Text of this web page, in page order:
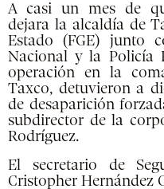
A casi un mes de
dejara la alcaldía de
Estado (FGE) junto
Nacional y la Policía
operación en la
Taxco, detuvieron a
de desaparición
subdirector de la
Rodríguez.
El secretario de
Cristopher Hernández